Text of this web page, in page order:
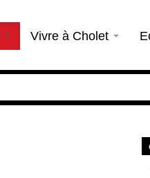
Vivre à Cholet